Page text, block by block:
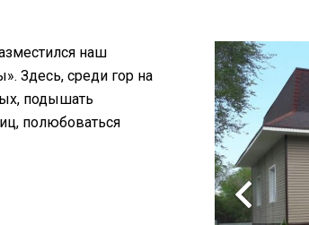
наш
Здесь, среди гор на
подышать
полюбоваться